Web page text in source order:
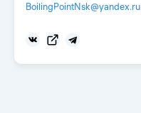
BoilingPointNsk@yandex.ru